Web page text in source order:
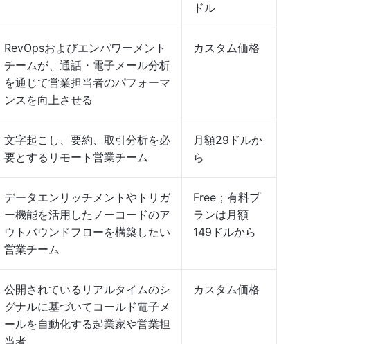
ドル
RevOpsおよびエンパワーメント
チームが、通話・電子メール分析
を通じて営業担当者のパフォーマ
ンスを向上させる
カスタム価格
文字起こし、要約、取引分析を必
要とするリモート営業チーム
月額29ドルか
ら
データエンリッチメントやトリガ
ー機能を活用したノーコードのア
ウトバウンドフローを構築したい
営業チーム
Free；有料プ
ランは月額
149ドルから
公開されているリアルタイムのシ
グナルに基づいてコールド電子メ
ールを自動化する起業家や営業担
当者
カスタム価格